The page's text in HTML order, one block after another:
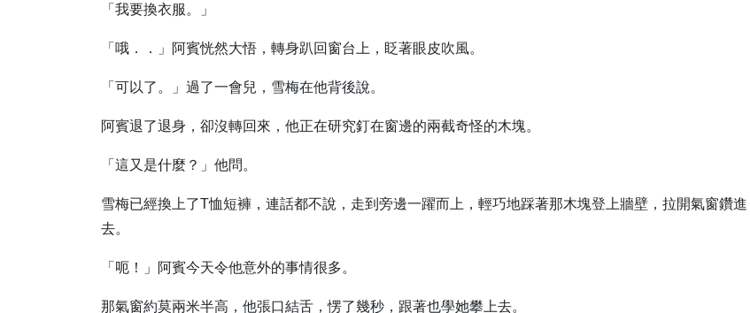
「我要換衣服。」
「哦．．」阿賓恍然大悟，轉身趴回窗台上，眨著眼皮吹風。
「可以了。」過了一會兒，雪梅在他背後說。
阿賓退了退身，卻沒轉回來，他正在研究釘在窗邊的兩截奇怪的木塊。
「這又是什麼？」他問。
雪梅已經換上了T恤短褲，連話都不說，走到旁邊一躍而上，輕巧地踩著那木塊登上牆壁，拉開氣窗鑽進
去。
「呃！」阿賓今天令他意外的事情很多。
那氣窗約莫兩米半高，他張口結舌，愣了幾秒，跟著也學她攀上去。